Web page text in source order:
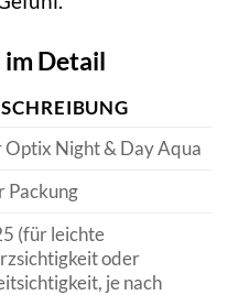
Detail
Optix Night & Day Aqua
Packung
(für leichte
oder
je nach